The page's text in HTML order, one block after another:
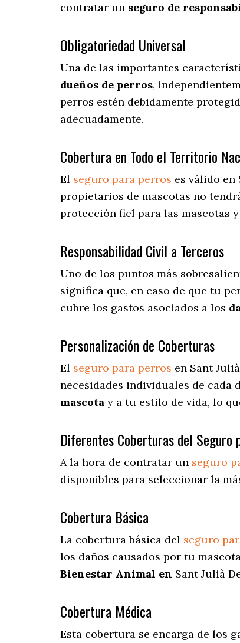
contratar un seguro de
Obligatoriedad Universal
Una de las importantes
dueños de perros,
perros estén debidamente
adecuadamente.
Cobertura en Todo el Territorio
El seguro para perros es válido en
propietarios de mascotas no
protección fiel para las mascotas
Responsabilidad Civil a Terceros
Uno de los puntos más
significa que, en caso de que tu
cubre los gastos asociados a los
Personalización de Coberturas
El seguro para perros en Sant
necesidades individuales de cada
mascota y a tu estilo de vida, lo
Diferentes Coberturas del Seguro
A la hora de contratar un seguro
disponibles para seleccionar la
Cobertura Básica
La cobertura básica del seguro
los daños causados por tu
Bienestar Animal en Sant Julià
Cobertura Médica
Esta cobertura se encarga de los